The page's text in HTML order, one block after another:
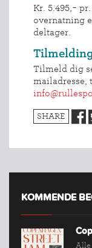
Kr. 5.495,-
overnatning
deltager.
Tilmeld dig
mailadresse,
SHARE
KOMMENDE
Alle